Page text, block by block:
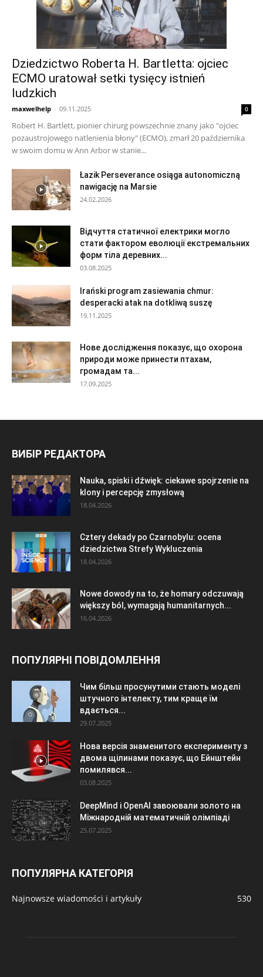
Dziedzictwo Roberta H. Bartletta: ojciec
ECMO uratował setki tysięcy istnień
ludzkich
maxwelhelp - 09.11.2025 0
Robert H. Bartlett, pionier chirurg powszechnie znany jako "ojciec
pozaustrojowego natlenienia błony" (ECMO), zmarł 20 października
w swoim domu w Ann Arbor w stanie...
Łazik Perseverance osiąga autonomiczną
nawigację na Marsie
24.02.2026
Відчуття статичної електрики могло
стати фактором еволюції екстремальних
форм тіла деревних...
03.08.2025
Irański program zasiewania chmur:
desperacki atak na dotkliwą suszę
19.11.2025
Нове дослідження показує, що охорона
природи може принести птахам,
громадам та...
17.09.2025
ВИБІР РЕДАКТОРА
Nauka, spiski i dźwięk: ciekawe spojrzenie na
klony i percepcję zmysłową
18.04.2026
Cztery dekady po Czarnobylu: ocena
dziedzictwa Strefy Wykluczenia
18.04.2026
Nowe dowody na to, że homary odczuwają
większy ból, wymagają humanitarnych...
16.04.2026
ПОПУЛЯРНІ ПОВІДОМЛЕННЯ
Чим більш просунутими стають моделі
штучного інтелекту, тим краще їм
вдається...
29.07.2025
Нова версія знаменитого експерименту з
двома щілинами показує, що Ейнштейн
помилявся...
03.08.2025
DeepMind і OpenAI завоювали золото на
Міжнародній математичній олімпіаді
25.07.2025
ПОПУЛЯРНА КАТЕГОРІЯ
Najnowsze wiadomości i artykuły 530